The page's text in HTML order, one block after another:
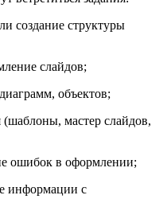
создание структуры
слайдов;
объектов;
(шаблоны, мастер слайдов,
ошибок в оформлении;
информации с